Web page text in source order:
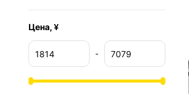
Цена, ¥
-